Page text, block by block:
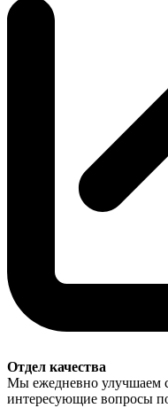
Отдел качества
Мы ежедневно улучшаем
интересующие вопросы